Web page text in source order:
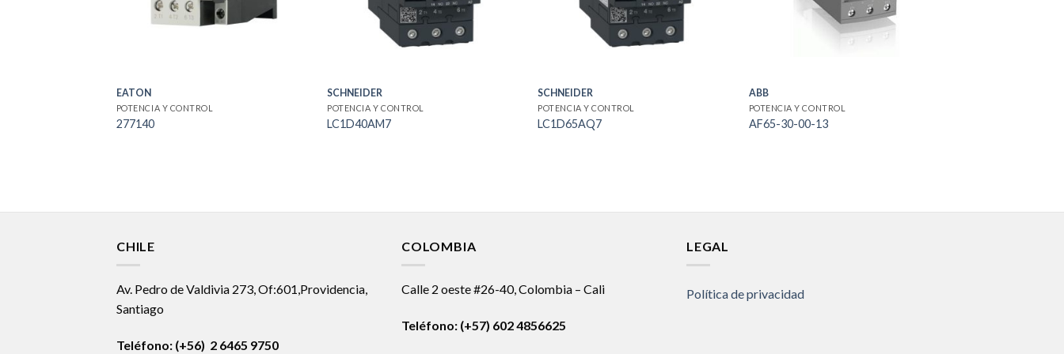
EATON
POTENCIA Y CONTROL
277140
SCHNEIDER
POTENCIA Y CONTROL
LC1D40AM7
SCHNEIDER
POTENCIA Y CONTROL
LC1D65AQ7
ABB
POTENCIA Y CONTROL
AF65-30-00-13
CHILE
Av. Pedro de Valdivia 273, Of:601,Providencia,
Santiago
Teléfono: (+56) 2 6465 9750
COLOMBIA
Calle 2 oeste #26-40, Colombia – Cali
Teléfono: (+57) 602 4856625
LEGAL
Política de privacidad